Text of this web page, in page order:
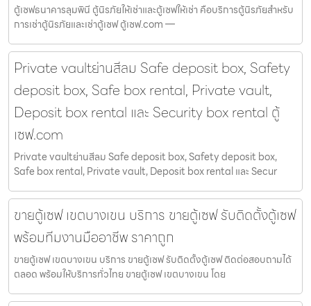
ตู้เซฟธนาคารลุมพินี ตู้นิรภัยให้เช่าและตู้เซฟให้เช่า คือบริการตู้นิรภัยสำหรับ
การเช่าตู้นิรภัยและเช่าตู้เซฟ ตู้เซฟ.com —
Private vaultย่านสีลม Safe deposit box, Safety
deposit box, Safe box rental, Private vault,
Deposit box rental และ Security box rental ตู้
เซฟ.com
Private vaultย่านสีลม Safe deposit box, Safety deposit box,
Safe box rental, Private vault, Deposit box rental และ Secur
ขายตู้เซฟ เขตบางเขน บริการ ขายตู้เซฟ รับติดตั้งตู้เซฟ
พร้อมทีมงานมืออาชีพ ราคาถูก
ขายตู้เซฟ เขตบางเขน บริการ ขายตู้เซฟ รับติดตั้งตู้เซฟ ติดต่อสอบถามได้
ตลอด พร้อมให้บริการทั่วไทย ขายตู้เซฟ เขตบางเขน โดย